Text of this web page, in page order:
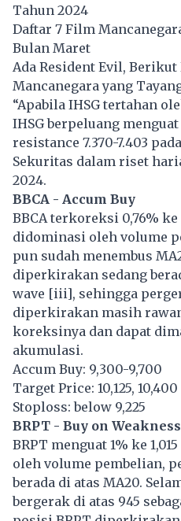
Tahun 2024
Daftar 7 Film
Bulan Maret
Ada Resident Evil,
Mancanegara yang
“Apabila IHSG tertahan
IHSG berpeluang
resistance 7.370-7.403
Sekuritas dalam riset
2024.
BBCA - Accum Buy
BBCA terkoreksi 0,76%
didominasi oleh volume
pun sudah menembus
diperkirakan sedang
wave [iii], sehingga
diperkirakan masih
koreksinya dan dapat
akumulasi.
Accum Buy: 9,300-9,700
Target Price: 10,125, 10,400
Stoploss: below 9,225
BRPT - Buy on Weakness
BRPT menguat 1% ke
oleh volume pembelian,
berada di atas MA20.
bergerak di atas 945